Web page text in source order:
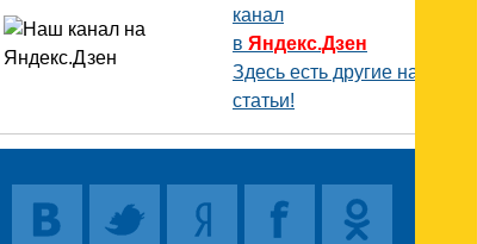
канал
в Яндекс.Дзен
Здесь есть другие наши
статьи!